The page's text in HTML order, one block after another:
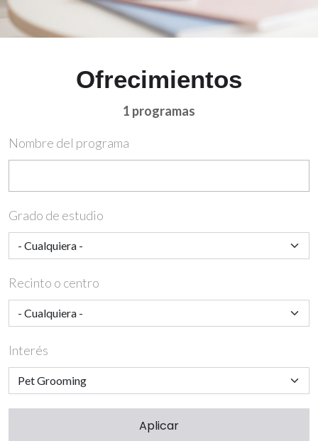
Ofrecimientos
1 programas
Nombre del programa
Grado de estudio
Recinto o centro
Interés